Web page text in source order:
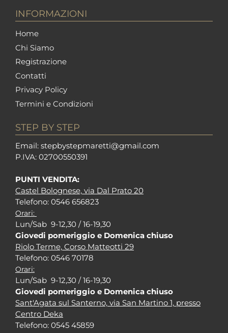
INFORMAZIONI
Home
Chi Siamo
Registrazione
Contatti
Privacy Policy
Termini e Condizioni
STEP BY STEP
Email: stepbystepmaretti@gmail.com
P.IVA: 02700550391
PUNTI VENDITA:
Castel Bolognese, via Dal Prato 20
Telefono: 0546 656823
Orari:
Lun/Sab 9-12,30 / 16-19,30
Giovedi pomeriggio e Domenica chiuso
Riolo Terme, Corso Matteotti 29
Telefono: 0546 70178
Orari:
Lun/Sab 9-12,30 / 16-19,30
Giovedi pomeriggio e Domenica chiuso
Sant'Agata sul Santerno, via San Martino 1, presso
Centro Deka
Telefono: 0545 45859